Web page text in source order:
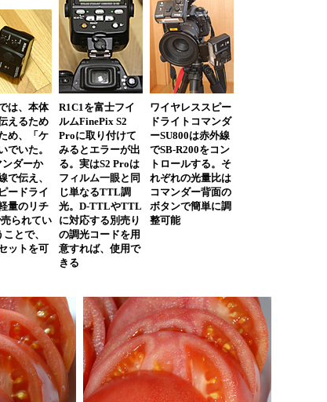
は、本体
えるため
め、「ケ
でいた。
ダーか
で伝え、
ードライ
量のリチ
られてい
とで、
ットを可
R1C1を富士フイ
ルムFinePix S2
Proに取り付けて
みるとエラーが出
る。実はS2 Proは
フィルム一眼と同
じ単なるTTL調
光。D-TTLやTTL
に対応する別売り
の調光コードを用
意すれば、使用で
きる
ワイヤレススピー
ドライトコマンダ
ーSU800は赤外線
でSB-R200をコン
トロールする。そ
れぞれの光量比は
コマンダー背面の
ボタンで簡単に調
整可能